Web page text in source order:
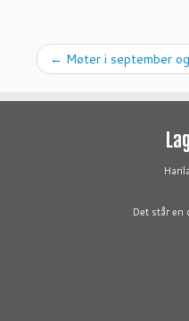
← Møter i september
Det står en